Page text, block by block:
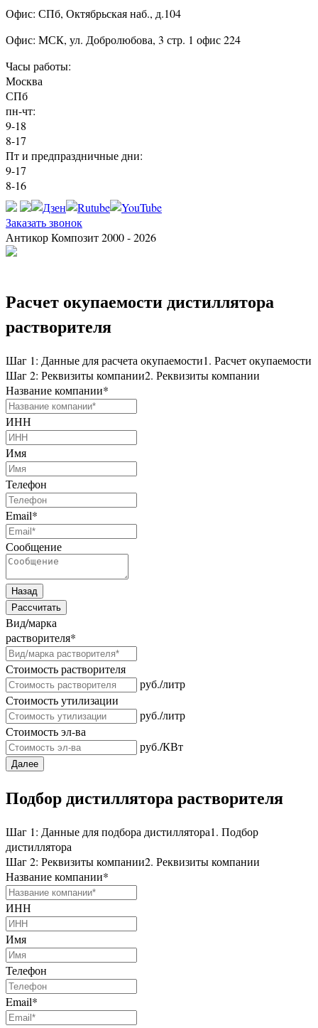
Офис: СПб, Октябрьская наб., д.104
Офис: МСК, ул. Добролюбова, 3 стр. 1 офис 224
Часы работы:
Москва
СПб
пн-чт:
9-18
8-17
Пт и предпраздничные дни:
9-17
8-16
Заказать звонок
Антикор Композит 2000 - 2026
Расчет окупаемости дистиллятора
растворителя
Шаг 1: Данные для расчета окупаемости1. Расчет окупаемости
Шаг 2: Реквизиты компании2. Реквизиты компании
Название компании*
ИНН
Имя
Телефон
Email*
Сообщение
Назад
Рассчитать
Вид/марка
растворителя*
Стоимость растворителя
руб./литр
Стоимость утилизации
руб./литр
Стоимость эл-ва
руб./КВт
Далее
Подбор дистиллятора растворителя
Шаг 1: Данные для подбора дистиллятора1. Подбор
дистиллятора
Шаг 2: Реквизиты компании2. Реквизиты компании
Название компании*
ИНН
Имя
Телефон
Email*